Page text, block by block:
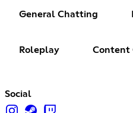
General Chatting
Roleplay Content
Social